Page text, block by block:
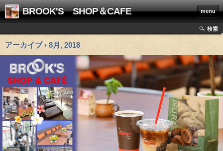
BROOK'S SHOP＆CAFE menu
検索
アーカイブ › 8月, 2018